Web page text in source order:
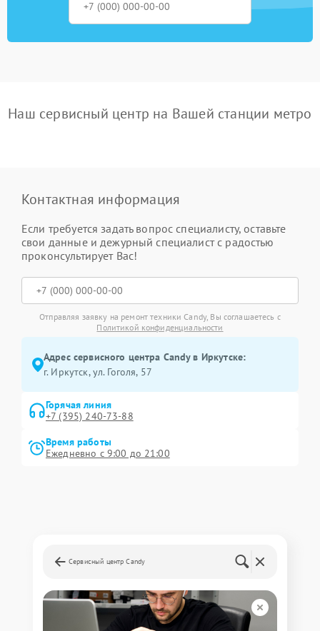
Наш сервисный центр на Вашей станции метро
Контактная информация
Если требуется задать вопрос специалисту, оставьте
свои данные и дежурный специалист с радостью
проконсультирует Вас!
Отправляя заявку на ремонт техники Candy, Вы соглашаетесь с
Политикой конфиденциальности
Адрес сервисного центра Candy в Иркутске:
г. Иркутск, ул. ​Гоголя, 57
Горячая линия
+7 (395) 240-73-88
Время работы
Ежедневно с 9:00 до 21:00
Сервисный центр Candy